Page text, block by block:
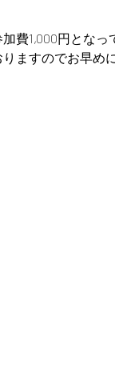
費1,000円とな
ますのでお早め